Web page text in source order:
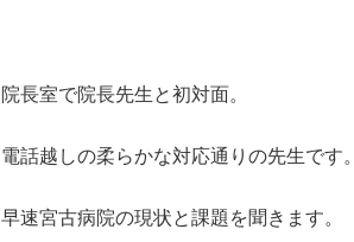
院長室で院長先生と初対面。
電話越しの柔らかな対応通りの先生です。
早速宮古病院の現状と課題を聞きます。